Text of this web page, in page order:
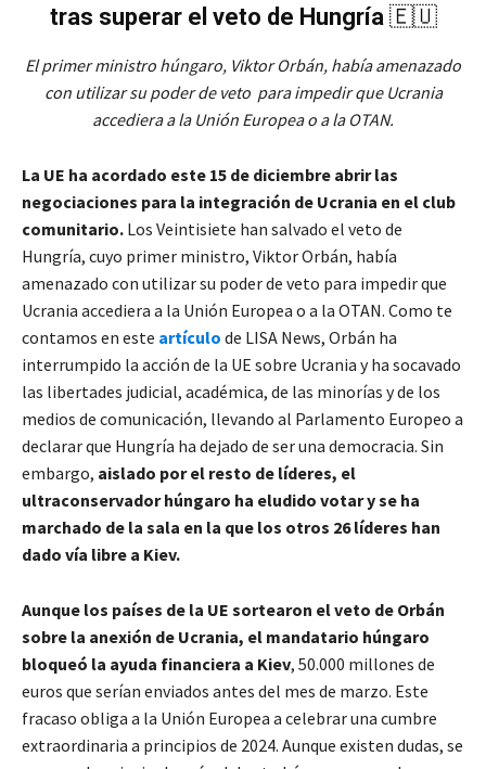
tras superar el veto de Hungría🇪🇺
El primer ministro húngaro, Viktor Orbán, había amenazado
con utilizar su poder de veto para impedir que Ucrania
accediera a la Unión Europea o a la OTAN.
La UE ha acordado este 15 de diciembre abrir las
negociaciones para la integración de Ucrania en el club
comunitario. Los Veintisiete han salvado el veto de
Hungría, cuyo primer ministro, Viktor Orbán, había
amenazado con utilizar su poder de veto para impedir que
Ucrania accediera a la Unión Europea o a la OTAN. Como te
contamos en este artículo de LISA News, Orbán ha
interrumpido la acción de la UE sobre Ucrania y ha socavado
las libertades judicial, académica, de las minorías y de los
medios de comunicación, llevando al Parlamento Europeo a
declarar que Hungría ha dejado de ser una democracia. Sin
embargo, aislado por el resto de líderes, el
ultraconservador húngaro ha eludido votar y se ha
marchado de la sala en la que los otros 26 líderes han
dado vía libre a Kiev.
Aunque los países de la UE sortearon el veto de Orbán
sobre la anexión de Ucrania, el mandatario húngaro
bloqueó la ayuda financiera a Kiev, 50.000 millones de
euros que serían enviados antes del mes de marzo. Este
fracaso obliga a la Unión Europea a celebrar una cumbre
extraordinaria a principios de 2024. Aunque existen dudas, se